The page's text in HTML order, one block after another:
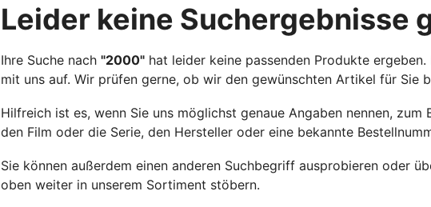
Leider keine Suchergebnisse
Ihre Suche nach "2000" hat leider keine passenden Produkte ergeben.
mit uns auf. Wir prüfen gerne, ob wir den gewünschten Artikel für Sie
Hilfreich ist es, wenn Sie uns möglichst genaue Angaben nennen, zum
den Film oder die Serie, den Hersteller oder eine bekannte
Sie können außerdem einen anderen Suchbegriff ausprobieren oder
oben weiter in unserem Sortiment stöbern.